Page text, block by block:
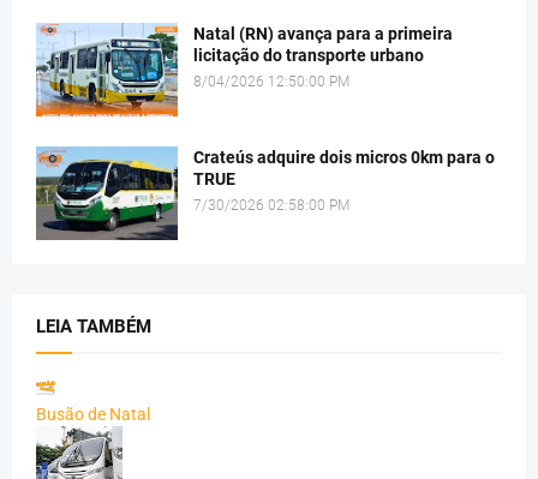
Natal (RN) avança para a primeira
licitação do transporte urbano
8/04/2026 12:50:00 PM
Crateús adquire dois micros 0km para o
TRUE
7/30/2026 02:58:00 PM
LEIA TAMBÉM
Busão de Natal